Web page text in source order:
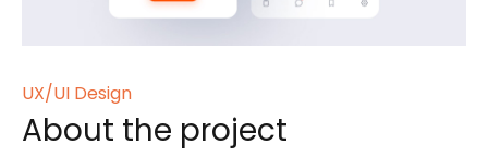
UX/UI Design
About the project